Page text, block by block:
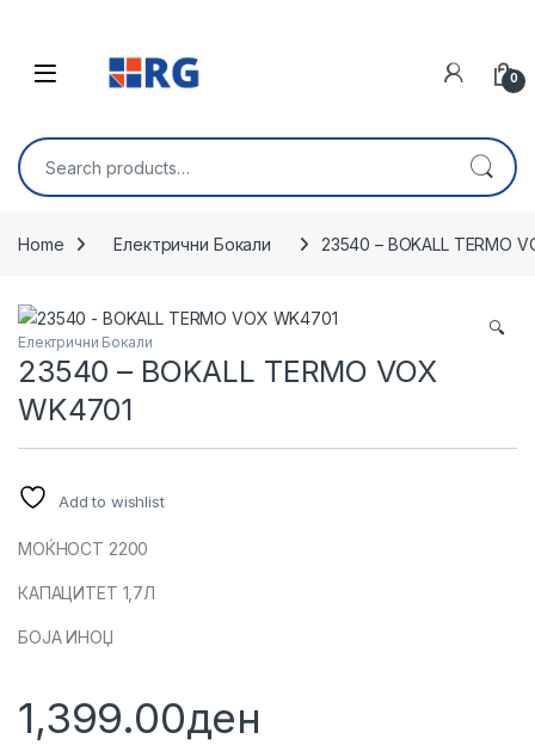
Open 0
Search for:
Home Електрични Бокали 23540 – BOKALL TERMO
🔍
Електрични Бокали
23540 – BOKALL TERMO VOX
WK4701
Add to wishlist
МОЌНОСТ 2200
КАПАЦИТЕТ 1,7Л
БОЈА ИНОЏ
1,399.00ден